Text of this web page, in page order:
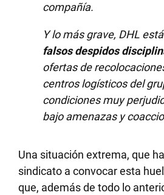
compañía.
Y lo más grave, DHL
falsos despidos
ofertas de
centros logísticos del
condiciones muy
bajo amenazas y
Una situación extrema, que
sindicato a convocar esta
que, además de todo lo